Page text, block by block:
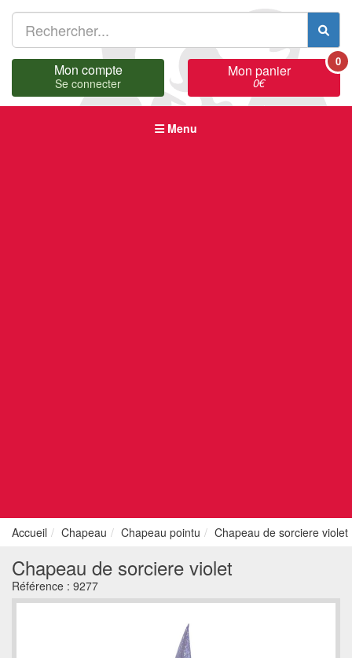
Mon compte
Se connecter
Mon panier
0€
0
Menu
Accueil Chapeau Chapeau pointu Chapeau de sorciere violet
Chapeau de sorciere violet
Référence : 9277